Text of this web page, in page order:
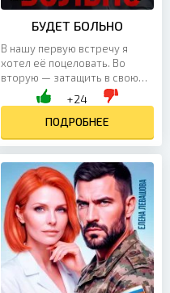
БУДЕТ БОЛЬНО
В нашу первую встречу я
хотел её поцеловать. Во
вторую — затащить в свою
постель и больше никогда не
отпускать. А в третью… сам
не понял, что именно...
+24
ПОДРОБНЕЕ